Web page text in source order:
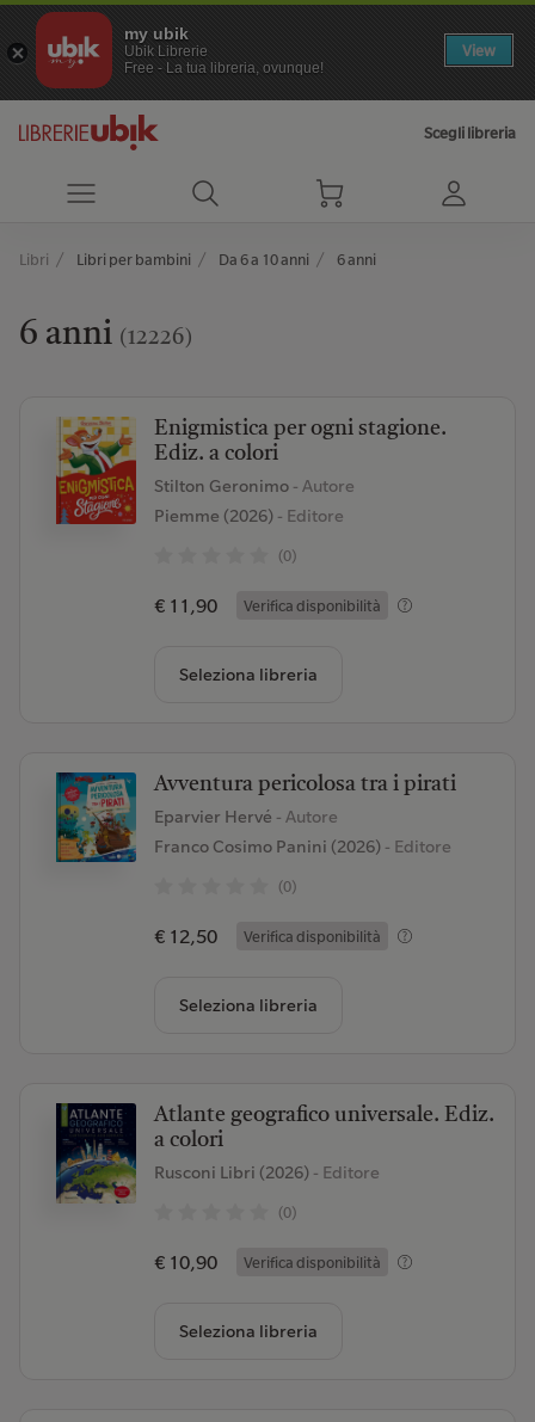
my ubik
Ubik Librerie
Free - La tua libreria, ovunque!
View
Scegli libreria
Libri Libri per bambini Da 6 a 10 anni 6 anni
6 anni (12226)
Enigmistica per ogni stagione.
Ediz. a colori
Stilton Geronimo - Autore
Piemme (2026)- Editore
(0)
€ 11,90 Verifica disponibilità
Seleziona libreria
Avventura pericolosa tra i pirati
Eparvier Hervé - Autore
Franco Cosimo Panini (2026)- Editore
(0)
€ 12,50 Verifica disponibilità
Seleziona libreria
Atlante geografico universale. Ediz.
a colori
Rusconi Libri (2026)- Editore
(0)
€ 10,90 Verifica disponibilità
Seleziona libreria